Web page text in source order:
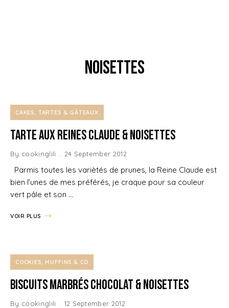
noisettes
CAKES, TARTES & GÂTEAUX
Tarte aux Reines Claude & Noisettes
By cookinglili 24 September 2012
Parmis toutes les variètés de prunes, la Reine Claude est
bien l’unes de mes préférés, je craque pour sa couleur
vert pâle et son …
VOIR PLUS
COOKIES, MUFFINS & CO
Biscuits marbrés Chocolat & Noisettes
By cookinglili 12 September 2012